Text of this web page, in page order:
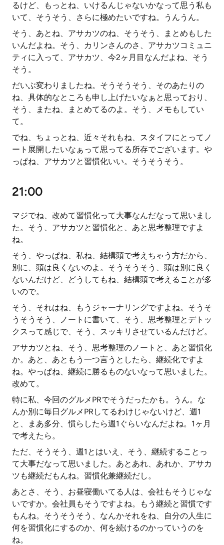
るけど、もっとね、いけるんじゃないかなって思う私も
いて、そうそう、さらに極めたいですね。うんうん。
そう、あとね、アサカツのね、そうそう、まとめもした
いんだよね。そう、カリンさんのさ、アサカツコミュニ
ティに入って、アサカツ、今2ヶ月目なんだよね、そう
そう。
だいぶ変わりましたね。そうそうそう、そのあたりの
ね、具体的なところも申し上げたいなぁと思っており、
そう、またね、まとめてるのよ。そう、メモもしてい
て。
でね、ちょっとね、近々それもね、スタイフにとってノ
ート展開したいなぁって思ってる所存でございます。や
っぱね、アサカツと習慣化いい。そうそうそう。
21:00
マジでね、改めて習慣化って大事なんだなって思いまし
た。そう、アサカツと習慣化と、あと思考整理ですよ
ね。
そう、やっぱね、私ね、結構頭で考えちゃう方だから、
別に、頭は良くないのよ。そうそうそう、頭は別に良く
ないんだけど、どうしてもね、結構頭で考えることが多
いので。
そう、それはね、もうジャーナリングですよね。そうそ
うそうそう、ノートに書いて、そう、思考整理とデトッ
クスって感じで、そう、スッキリさせているんだけど。
アサカツとね、そう、思考整理のノートと、あと習慣化
か。あと、あともう一つ言うとしたら、継続化ですよ
ね。やっぱね、継続に勝るものないなって思いました。
改めて。
特に私、今回のグルメPRでそうだったかも。うん。な
んか別に毎日グルメPRしてるわけじゃないけど、週1
と、まあ多分、慣らしたら週1ぐらいなんだよね。1ヶ月
で考えたら。
ただ、そうそう、週1とはいえ、そう、継続することっ
て大事だなって思いました。あとあれ、あれか、アサカ
ツも継続だもんね。習慣化兼継続だし。
あとさ、そう、お昼寝働いてる人は、会社もそうじゃな
いですか。会社員もそうですよね。もう継続と習慣です
もんね。そうそうそう、なんかそれをね、自分の人生に
何を習慣化にするのか、何を続けるのかっていうのを
ね。